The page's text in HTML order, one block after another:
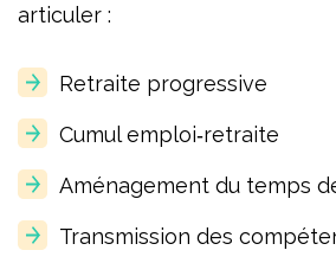
articuler :
Retraite progressive
Cumul emploi‑retraite
Aménagement du temps
Transmission des